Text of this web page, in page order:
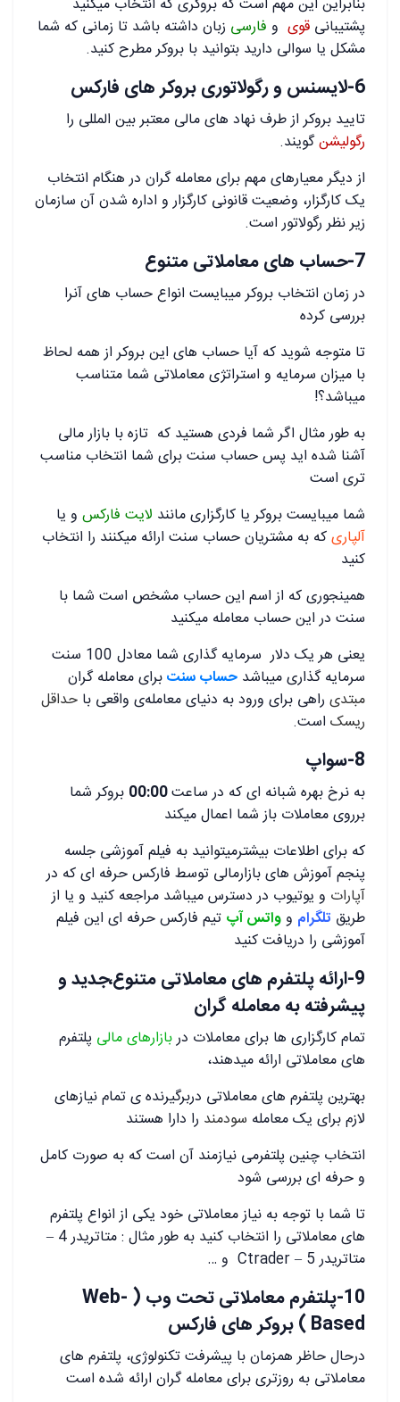
پشتیبانی قوی و فارسی زبان داشته باشد تا زمانی که شما
مشکل یا سوالی دارید بتوانید با بروکر مطرح کنید.
6-لایسنس و رگولاتوری بروکر های فارکس
تایید بروکر از طرف نهاد های مالی معتبر بین المللی را
رگولیشنگویند.
از دیگر معیارهای مهم برای معامله گران در هنگام انتخاب
یک کارگزار، وضعیت قانونی کارگزار و اداره شدن آن سازمان
زیر نظر رگولاتور است.
7-حساب های معاملاتی متنوع
در زمان انتخاب بروکر میبایست انواع حساب های آنرا
بررسی کرده
تا متوجه شوید که آیا حساب های این بروکر از همه لحاظ
با میزان سرمایه و استراتژی معاملاتی شما متناسب
میباشد؟!
به طور مثال اگر شما فردی هستید که تازه با بازار مالی
آشنا شده اید پس حساب سنت برای شما انتخاب مناسب
تری است
شما میبایست بروکر یا کارگزاری مانند لایت فارکس و یا
آلپاریکه به مشتریان حساب سنت ارائه میکنند را انتخاب
کنید
همینجوری که از اسم این حساب مشخص است شما با
سنت در این حساب معامله میکنید
یعنی هر یک دلار سرمایه گذاری شما معادل 100 سنت
سرمایه گذاری میباشد حساب سنتبرای معامله گران
مبتدی راهی برای ورود به دنیای معامله‌ی واقعی با حداقل
ریسک است.
8- سواپ
به نرخ بهره شبانه ای که در ساعت
بروکر شما
برروی معاملات باز شما اعمال میکند
که برای اطلاعات بیشترمیتوانید به فیلم آموزشی جلسه
پنجم آموزش های بازارمالی توسط فارکس حرفه ای که در
آپارات و یوتیوب در دسترس میباشد مراجعه کنید و یا از
طریق تلگرام وواتس آپ تیم فارکس حرفه ای این فیلم
آموزشی را دریافت کنید
9-ارائه پلتفرم های معاملاتی متنوع،جدید و
پیشرفته به معامله گران
تمام کارگزاری ها برای معاملات دربازارهای مالی پلتفرم
های معاملاتی ارائه میدهند،
بهترین پلتفرم های معاملاتی دربرگیرنده ی تمام نیازهای
لازم برای یک معامله سودمند را دارا هستند
انتخاب چنین پلتفرمی نیازمند آن است که به صورت کامل
و حرفه ای بررسی شود
تا شما با توجه به نیاز معاملاتی خود یکی از انواع پلتفرم
های معاملاتی را انتخاب کنید به طور مثال : متاتریدر 4 –
متاتریدر 5 – Ctrader و …
10-پلتفرم معاملاتی تحت وب ( Web-
Based ) بروکر های فارکس
درحال حاظر همزمان با پیشرفت تکنولوژی، پلتفرم های
معاملاتی به روزتری برای معامله گران ارائه شده است